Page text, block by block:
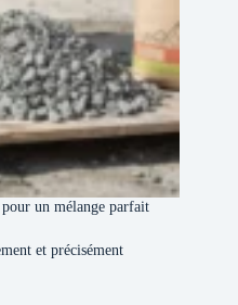
un mélange parfait
et précisément